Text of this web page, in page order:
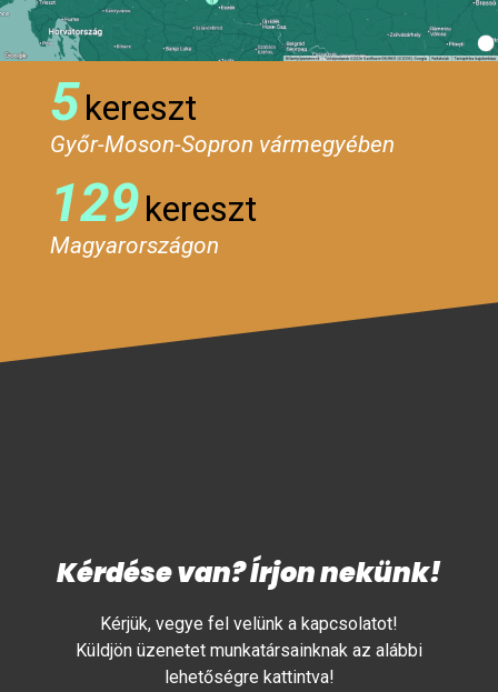
5kereszt
Győr-Moson-Sopron vármegyében
129kereszt
Magyarországon
Kérdése van? Írjon nekünk!
Kérjük, vegye fel velünk a kapcsolatot!
Küldjön üzenetet munkatársainknak az alábbi
lehetőségre kattintva!